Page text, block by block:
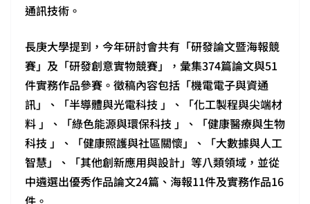
通訊技術。
長庚大學提到，今年研討會共有「研發論文暨海報競
賽」及「研發創意實物競賽」，彙集374篇論文與51
件實務作品參賽。徵稿內容包括「機電電子與資通
訊」、「半導體與光電科技 」、「化工製程與尖端材
料 」、「綠色能源與環保科技 」、「健康醫療與生物
科技 」、「健康照護與社區關懷」、「大數據與人工
智慧」、「其他創新應用與設計」等八類領域，並從
中遴選出優秀作品論文24篇、海報11件及實務作品16
件。